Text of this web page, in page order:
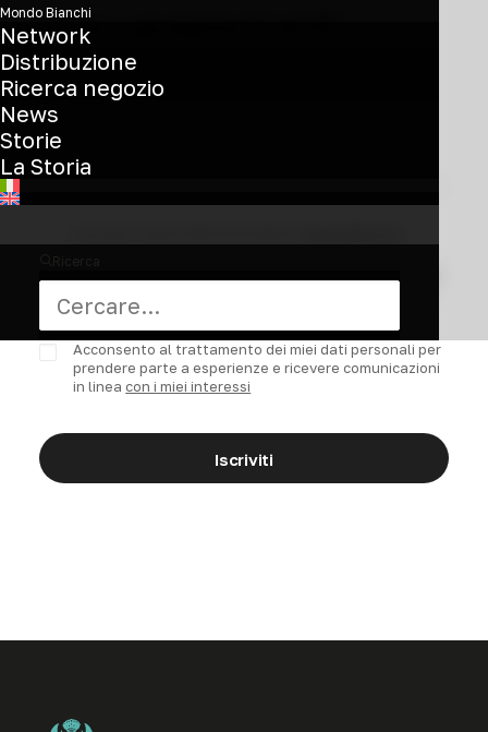
Mondo Bianchi
Network
Distribuzione
Ricerca negozio
News
Storie
La Storia
Stay updated with
Bianchi World
parte diBianchi
Acconsento al trattamento dei miei dati personali per
prendere parte a esperienze e ricevere comunicazioni
in lineacon i miei interessi